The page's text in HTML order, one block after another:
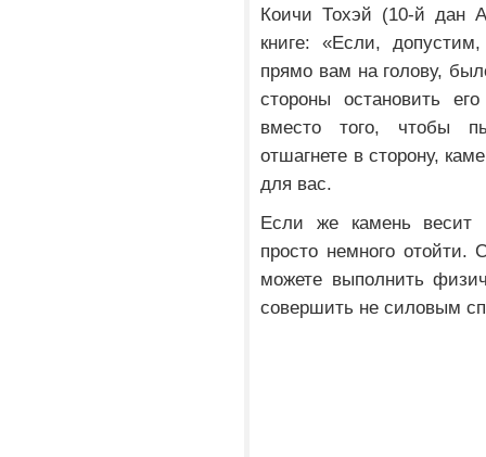
Коичи Тохэй (10-й дан
книге: «Если,
прямо вам на голову,
стороны остановить
вместо того, чтобы
отшагнете в сторону,
для вас.
Если же камень весит
просто немного отойти.
можете выполнить
совершить не силовым